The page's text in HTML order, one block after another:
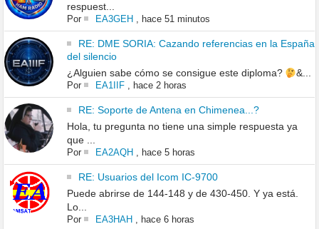
respuest...
Por EA3GEH , hace 51 minutos
RE: DME SORIA: Cazando referencias en la España
del silencio
¿Alguien sabe cómo se consigue este diploma?
&...
Por EA1IIF, hace 2 horas
RE: Soporte de Antena en Chimenea...?
Hola, tu pregunta no tiene una simple respuesta ya
que ...
Por EA2AQH , hace 5 horas
RE: Usuarios del Icom IC-9700
Puede abrirse de 144-148 y de 430-450. Y ya está.
Lo...
Por EA3HAH , hace 6 horas